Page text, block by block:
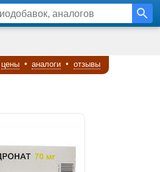
цены • аналоги • отзывы